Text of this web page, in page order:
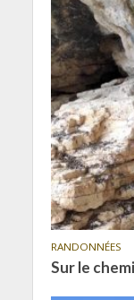
RANDONNÉES
Sur le